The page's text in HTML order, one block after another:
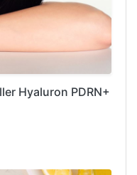
Hyaluron PDRN+